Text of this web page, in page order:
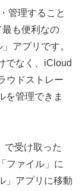
管理すること
も便利なの
アプリです。
でなく、iCloud
ウドストレー
を管理できま
で受け取った
ファイル」に
」アプリに移動